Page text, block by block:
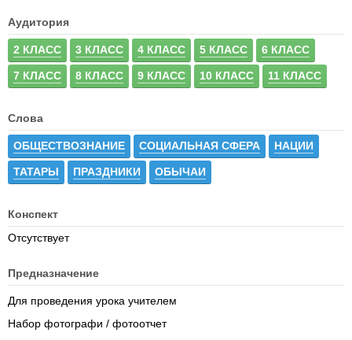
Аудитория
2 КЛАСС 3 КЛАСС 4 КЛАСС 5 КЛАСС 6 КЛАСС
7 КЛАСС 8 КЛАСС 9 КЛАСС 10 КЛАСС 11 КЛАСС
Слова
ОБЩЕСТВОЗНАНИЕ СОЦИАЛЬНАЯ СФЕРА НАЦИИ
ТАТАРЫ ПРАЗДНИКИ ОБЫЧАИ
Конспект
Отсутствует
Предназначение
Для проведения урока учителем
Набор фотографи / фотоотчет